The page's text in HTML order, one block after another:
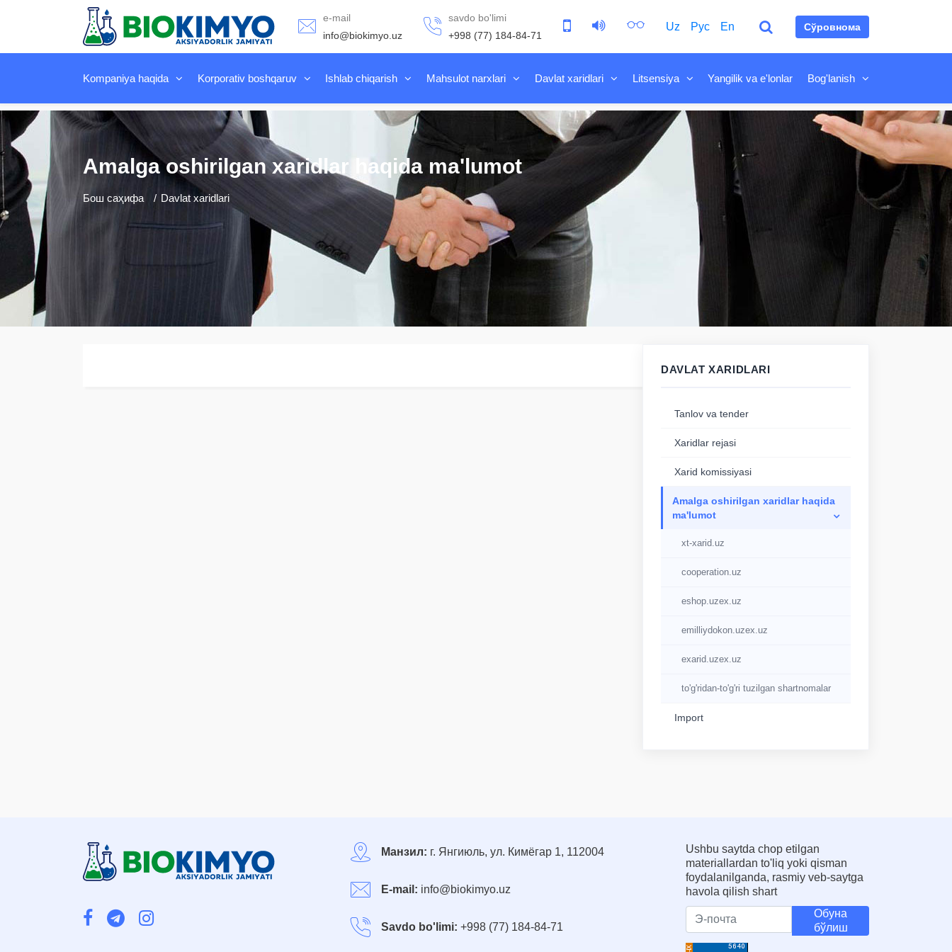
e-mail
info@biokimyo.uz
savdo bo'limi
+998 (77) 184-84-71
Uz Рус En Сўровнома
Kompaniya haqida Korporativ boshqaruv Ishlab chiqarish Mahsulot narxlari Davlat xaridlari Litsensiya Yangilik va e'lonlar Bog'lanish
Аmalga oshirilgan xaridlar haqida ma'lumot
Бош саҳифа Davlat xaridlari
DAVLAT XARIDLARI
Tanlov va tender
Xaridlar rejasi
Xarid komissiyasi
Аmalga oshirilgan xaridlar haqida
ma'lumot
xt-xarid.uz
cooperation.uz
eshop.uzex.uz
emilliydokon.uzex.uz
exarid.uzex.uz
to'g'ridan-to'g'ri tuzilgan shartnomalar
Import
Манзил: г. Янгиюль, ул. Кимёгар 1, 112004
E-mail: info@biokimyo.uz
Savdo bo'limi:+998 (77) 184-84-71
Ushbu saytda chop etilgan
materiallardan to'liq yoki qisman
foydalanilganda, rasmiy veb-saytga
havola qilish shart
Обуна
бўлиш